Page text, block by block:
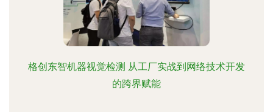
格创东智机器视觉检测 从工厂实战到网络技术开发
的跨界赋能